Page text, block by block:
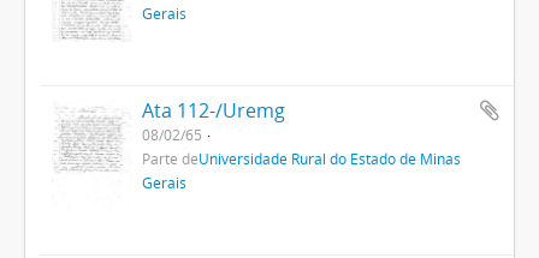
Gerais
Ata 112-/Uremg
08/02/65
Parte deUniversidade Rural do Estado de Minas
Gerais